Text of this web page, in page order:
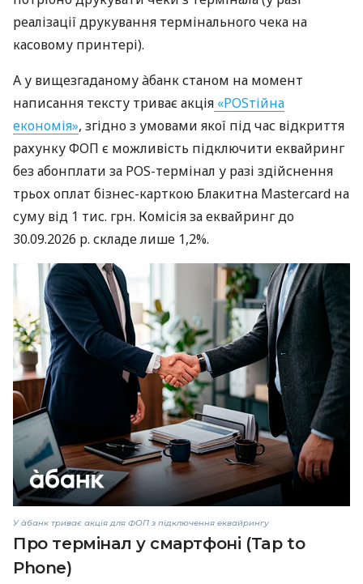
реалізації друкування термінального чека на
касовому принтері).
А у вищезгаданому àбанк станом на момент
написання тексту триває акція «POSтійна
економія», згідно з умовами якої під час відкриття
рахунку ФОП є можливість підключити еквайринг
без абонплати за POS-термінал у разі здійснення
трьох оплат бізнес-карткою Блакитна Mastercard на
суму від 1 тис. грн. Комісія за еквайринг до
30.09.2026 р. складе лише 1,2%.
У àбанк триває акція для ФОП з підключення еквайрингу
Про термінал у смартфоні (Tap to
Phone)